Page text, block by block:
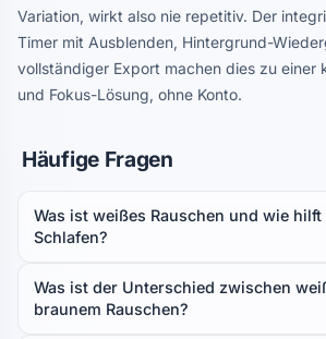
Variation, wirkt also nie repetitiv. Der
Timer mit Ausblenden, Hintergrund-
vollständiger Export machen dies zu einer
und Fokus-Lösung, ohne Konto.
Häufige Fragen
Was ist weißes Rauschen und wie hilft
Schlafen?
Was ist der Unterschied zwischen
braunem Rauschen?